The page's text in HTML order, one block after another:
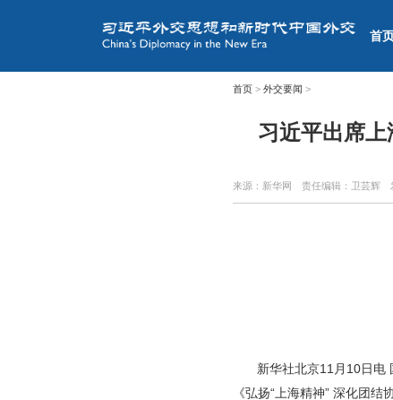
首
首页> 外交要闻 >
习近平出席
来源：新华网 责任编辑：卫芸辉
新华社北京11月10日电
《弘扬“上海精神” 深化团